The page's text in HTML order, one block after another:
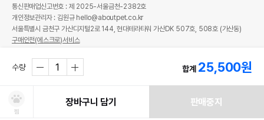
수량 합계 25,500원
찜
장바구니 담기 판매중지
통신판매업신고번호 : 제 2025-서울금천-2382호
개인정보관리자 : 김원규 hello@aboutpet.co.kr
서울특별시 금천구 가산디지털2로 144, 현대테라타워 가산DK 507호, 508호 (가산동)
구매안전(에스크로)서비스